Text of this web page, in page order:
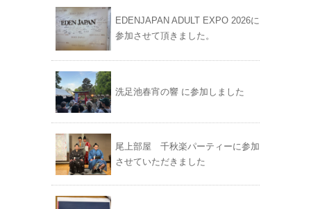
EDENJAPAN ADULT EXPO 2026に
参加させて頂きました。
洗足池春宵の響 に参加しました
尾上部屋 千秋楽パーティーに参加
させていただきました